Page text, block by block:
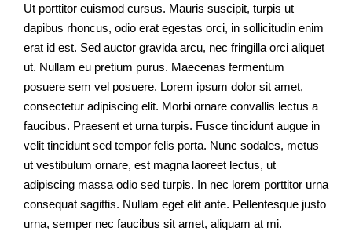
Ut porttitor euismod cursus. Mauris suscipit, turpis ut
dapibus rhoncus, odio erat egestas orci, in sollicitudin enim
erat id est. Sed auctor gravida arcu, nec fringilla orci aliquet
ut. Nullam eu pretium purus. Maecenas fermentum
posuere sem vel posuere. Lorem ipsum dolor sit amet,
consectetur adipiscing elit. Morbi ornare convallis lectus a
faucibus. Praesent et urna turpis. Fusce tincidunt augue in
velit tincidunt sed tempor felis porta. Nunc sodales, metus
ut vestibulum ornare, est magna laoreet lectus, ut
adipiscing massa odio sed turpis. In nec lorem porttitor urna
consequat sagittis. Nullam eget elit ante. Pellentesque justo
urna, semper nec faucibus sit amet, aliquam at mi.